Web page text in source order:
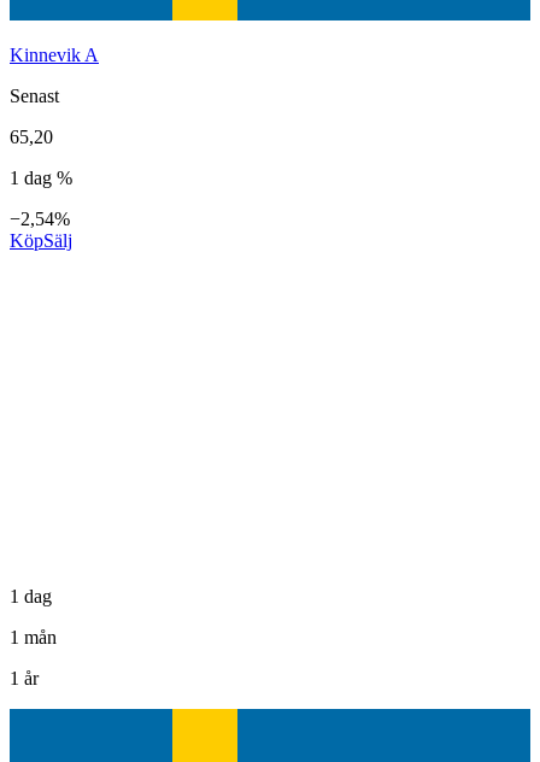
Kinnevik A
Senast
65,20
1 dag %
−2,54%
KöpSälj
1 dag
1 mån
1 år